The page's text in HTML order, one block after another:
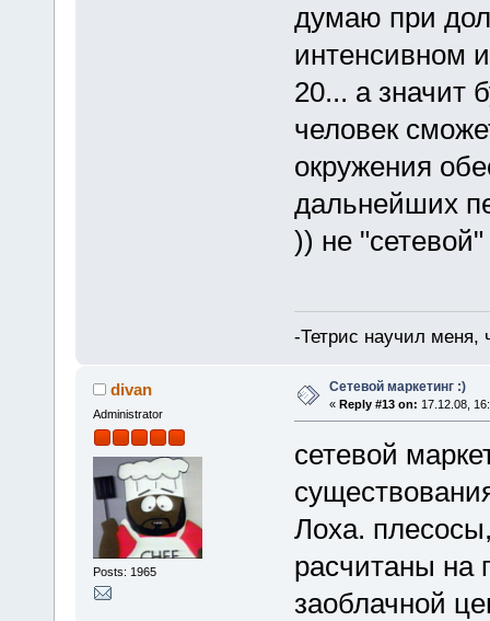
думаю при
интенсивном
20... а значит
человек
окружения
дальнейших
)) не
-Тетрис научил меня,
divan
Administrator
Posts: 1965
Сетевой маркетинг :)
« Reply #13 on: 17.12.08,
сетевой
Лоха.
расчитаны на
заоблачной